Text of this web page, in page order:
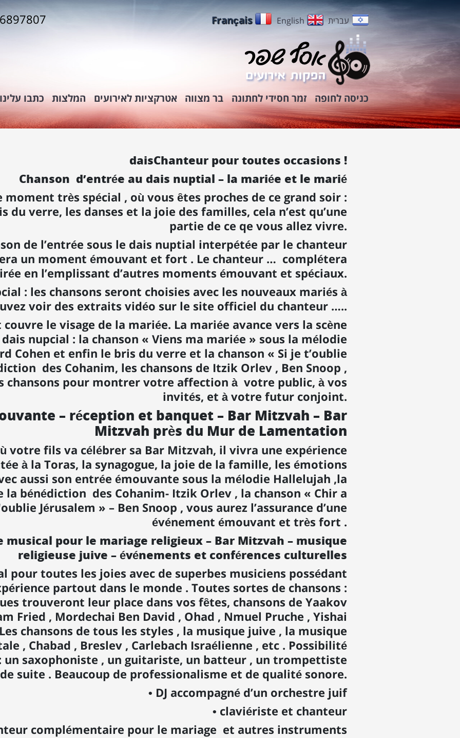
עברית English
Français
כניסה לחופה זמר חסידי לחתונה בר מצווה אטרקציות לאירועים המלצות כתבו
daisChanteur pour toutes occasions !
Chanson d’entrée au dais nuptial – la mariée et le marié
moment très spécial , où vous ȇtes proches de ce grand soir :
du verre, les danses et la joie des familles, cela n’est qu’une
partie de ce qe vous allez vivre.
de l’entrée sous le dais nuptial interpétée par le chanteur
un moment émouvant et fort . Le chanteur … complétera
en l’emplissant d’autres moments émouvant et spéciaux.
: les chansons seront choisies avec les nouveaux mariés à
voir des extraits vidéo sur le site officiel du chanteur …..
le visage de la mariée. La mariée avance vers la scène
nupcial : la chanson « Viens ma mariée » sous la mélodie
Cohen et enfin le bris du verre et la chanson « Si je t’oublie
des Cohanim, les chansons de Itzik Orlev , Ben Snoop ,
chansons pour montrer votre affection à votre public, à vos
invités, et à votre futur conjoint.
– réception et banquet – Bar Mitzvah – Bar
Mitzvah près du Mur de Lamentation
votre fils va célébrer sa Bar Mitzvah, il vivra une expérience
à la Toras, la synagogue, la joie de la famille, les émotions
aussi son entrée émouvante sous la mélodie Hallelujah ,la
la bénédiction des Cohanim- Itzik Orlev , la chanson « Chir a
Jérusalem » – Ben Snoop , vous aurez l’assurance d’une
événement émouvant et très fort .
musical pour le mariage religieux – Bar Mitzvah – musique
religieuse juive – événements et conférences culturelles
pour toutes les joies avec de superbes musiciens possédant
partout dans le monde . Toutes sortes de chansons :
trouveront leur place dans vos fȇtes, chansons de Yaakov
Fried , Mordechai Ben David , Ohad , Nmuel Pruche , Yishai
chansons de tous les styles , la musique juive , la musique
, Chabad , Breslev , Carlebach Israélienne , etc . Possibilité
un saxophoniste , un guitariste, un batteur , un trompettiste
suite . Beaucoup de professionalisme et de qualité sonore.
• DJ accompagné d’un orchestre juif
• claviériste et chanteur
complémentaire pour le mariage et autres instruments